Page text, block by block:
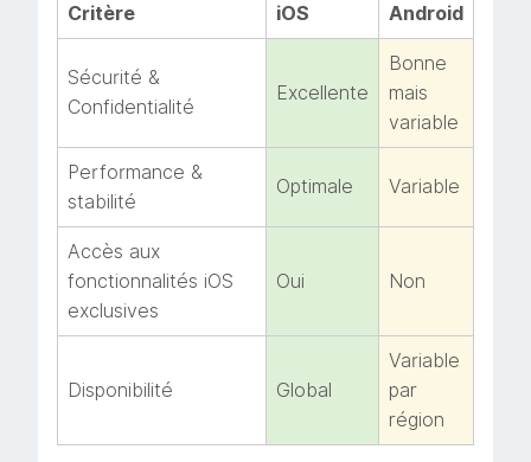
Critère
iOS Android
Sécurité &
Confidentialité
Excellente
Bonne
mais
variable
Performance &
stabilité
Optimale Variable
Accès aux
fonctionnalités iOS
exclusives
Oui Non
Disponibilité Global
Variable
par
région